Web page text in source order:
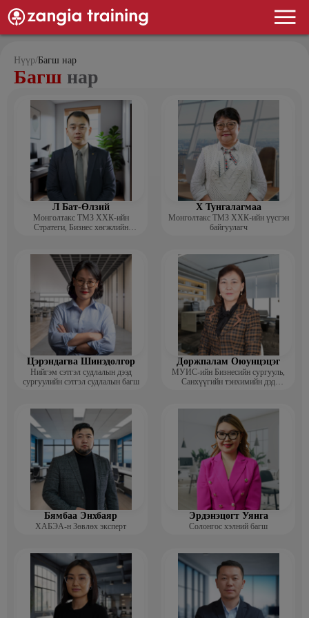
Нүүр/Багш нар
Багш нар
Л Бат-Өлзий
Монголтакс ТМЗ ХХК-ийн
Стратеги, Бизнес хөгжлийн
Х Тунгалагмаа
Монголтакс ТМЗ ХХК-ийн үүсгэн
байгуулагч
Цэрэндагва Шинэдолгор
Нийгэм сэтгэл судлалын дээд
сургуулийн сэтгэл судлалын багш
Доржпалам Оюунцэцэг
МУИС-ийн Бизнесийн сургууль,
Санхүүгийн тэнхимийн дэд
Бямбаа Энхбаяр
ХАБЭА-н Зөвлөх эксперт
Эрдэнэцогт Уянга
Солонгос хэлний багш